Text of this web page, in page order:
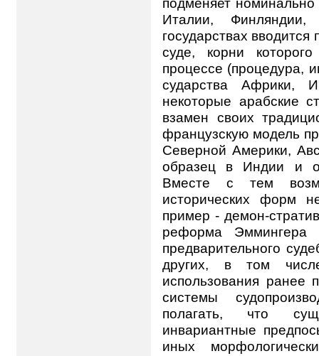
Италии,
государствах
суде, корни
процессе (процедура,
сударства Африки,
некоторые арабские
взамен своих
французскую модель
Северной Америки,
образец в Индии и
Вместе с тем
исторических форм
пример - демон-
реформа Эммингера
предварительного
других, в том
использования ранее
системы
полагать, что
инвариантные
иных